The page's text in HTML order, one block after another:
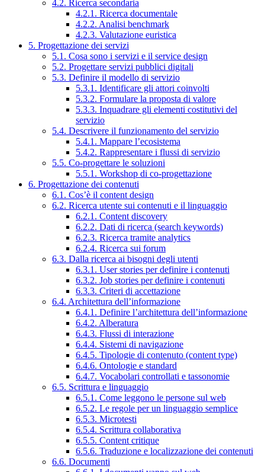
4.2. Ricerca secondaria
4.2.1. Ricerca documentale
4.2.2. Analisi benchmark
4.2.3. Valutazione euristica
5. Progettazione dei servizi
5.1. Cosa sono i servizi e il service design
5.2. Progettare servizi pubblici digitali
5.3. Definire il modello di servizio
5.3.1. Identificare gli attori coinvolti
5.3.2. Formulare la proposta di valore
5.3.3. Inquadrare gli elementi costitutivi del
servizio
5.4. Descrivere il funzionamento del servizio
5.4.1. Mappare l’ecosistema
5.4.2. Rappresentare i flussi di servizio
5.5. Co-progettare le soluzioni
5.5.1. Workshop di co-progettazione
6. Progettazione dei contenuti
6.1. Cos’è il content design
6.2. Ricerca utente sui contenuti e il linguaggio
6.2.1. Content discovery
6.2.2. Dati di ricerca (search keywords)
6.2.3. Ricerca tramite analytics
6.2.4. Ricerca sui forum
6.3. Dalla ricerca ai bisogni degli utenti
6.3.1. User stories per definire i contenuti
6.3.2. Job stories per definire i contenuti
6.3.3. Criteri di accettazione
6.4. Architettura dell’informazione
6.4.1. Definire l’architettura dell’informazione
6.4.2. Alberatura
6.4.3. Flussi di interazione
6.4.4. Sistemi di navigazione
6.4.5. Tipologie di contenuto (content type)
6.4.6. Ontologie e standard
6.4.7. Vocabolari controllati e tassonomie
6.5. Scrittura e linguaggio
6.5.1. Come leggono le persone sul web
6.5.2. Le regole per un linguaggio semplice
6.5.3. Microtesti
6.5.4. Scrittura collaborativa
6.5.5. Content critique
6.5.6. Traduzione e localizzazione dei contenuti
6.6. Documenti